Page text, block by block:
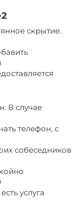
скрытие.
В случае
телефон, с
собеседников
услуга